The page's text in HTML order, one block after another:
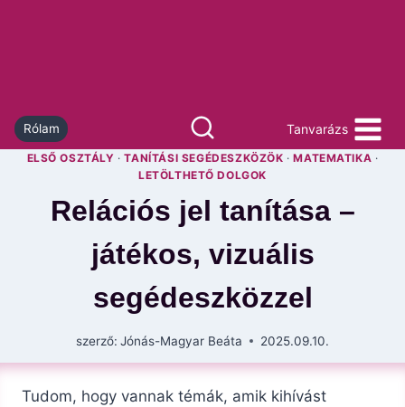
Rólam Tanvarázs
ELSŐ OSZTÁLY ·TANÍTÁSI SEGÉDESZKÖZÖK ·MATEMATIKA ·
LETÖLTHETŐ DOLGOK
Relációs jel tanítása –
játékos, vizuális
segédeszközzel
szerző: Jónás-Magyar Beáta 2025.09.10.
Tudom, hogy vannak témák, amik kihívást